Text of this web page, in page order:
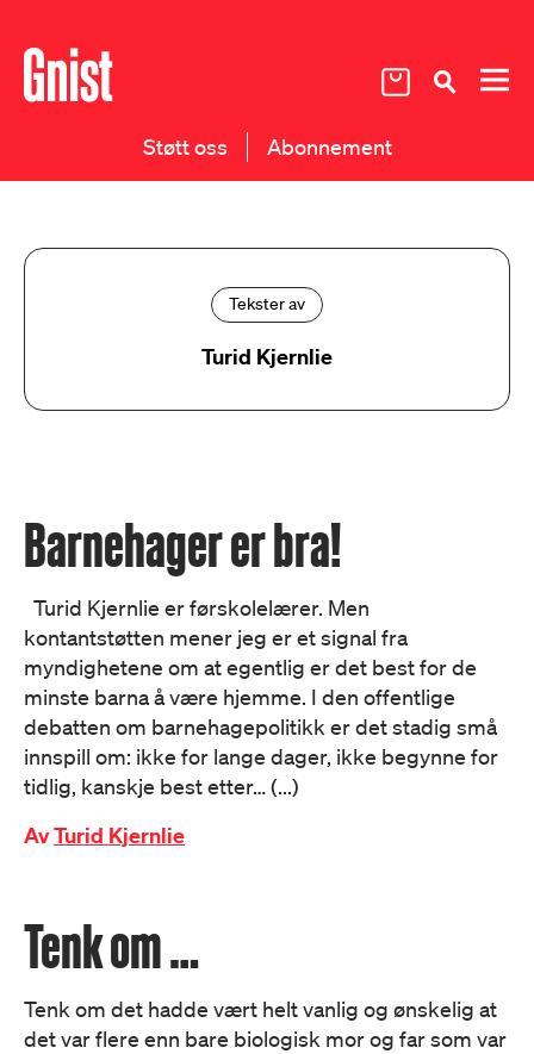
Støtt oss Abonnement
Tekster av
Turid Kjernlie
Barnehager er bra!
Turid Kjernlie er førskolelærer. Men
kontantstøtten mener jeg er et signal fra
myndighetene om at egentlig er det best for de
minste barna å være hjemme. I den offentlige
debatten om barnehagepolitikk er det stadig små
innspill om: ikke for lange dager, ikke begynne for
tidlig, kanskje best etter… (...)
AvTurid Kjernlie
Tenk om …
Tenk om det hadde vært helt vanlig og ønskelig at
det var flere enn bare biologisk mor og far som var